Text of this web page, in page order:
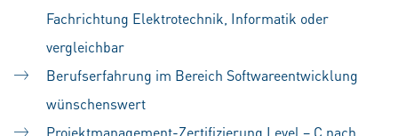
Fachrichtung Elektrotechnik, Informatik oder
vergleichbar
Berufserfahrung im Bereich Softwareentwicklung
wünschenswert
Projektmanagement-Zertifizierung Level – C nach